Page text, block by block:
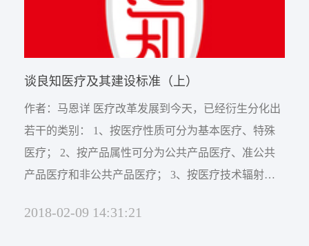
谈良知医疗及其建设标准（上）
作者：马恩详 医疗改革发展到今天，已经衍生分化出
若干的类别： 1、按医疗性质可分为基本医疗、特殊
医疗； 2、按产品属性可分为公共产品医疗、准公共
产品医疗和非公共产品医疗； 3、按医疗技术辐射的
进医疗； 4、按机构举办形式分为非营利性医疗和营
2018-02-09 14:31:21